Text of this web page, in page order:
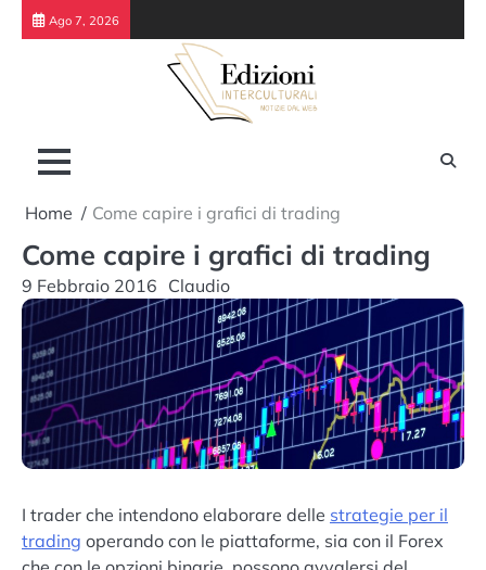
Skip
Ago 7, 2026
Home Come capire i grafici di trading
Come capire i grafici di trading
9 Febbraio 2016 Claudio
I trader che intendono elaborare delle strategie per il
trading operando con le piattaforme, sia con il Forex